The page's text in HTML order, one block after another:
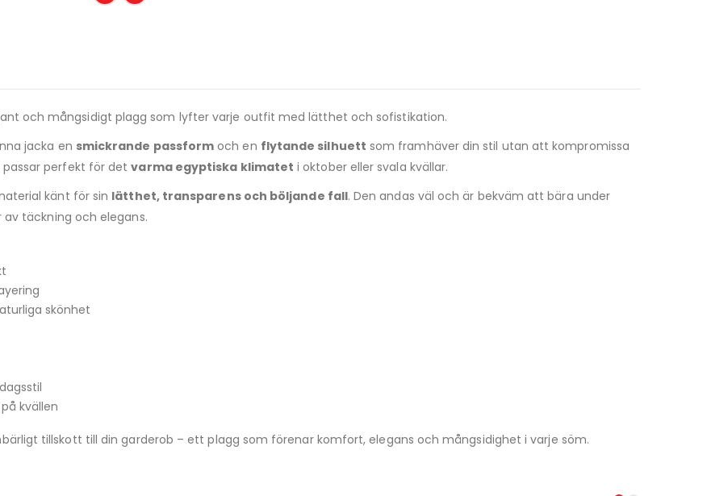
och mångsidigt plagg som lyfter varje outfit med lätthet och sofistikation.
jacka en smickrande passform och en flytande silhuett som framhäver din stil utan att kompromissa
passar perfekt för detvarma egyptiska klimatet i oktober eller svala kvällar.
känt för sin lätthet, transparens och böljande fall. Den andas väl och är bekväm att bära under
täckning och elegans.
skönhet
kvällen
tillskott till din garderob – ett plagg som förenar komfort, elegans och mångsidighet i varje söm.